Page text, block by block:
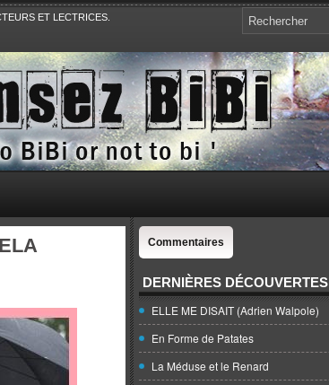
ET LECTRICES.
Avec Revue de presse et de blogs.
Commentaires
DERNIÈRES DÉCOUVERTES
ELLE ME DISAIT (Adrien Walpole)
En Forme de Patates
La Méduse et le Renard